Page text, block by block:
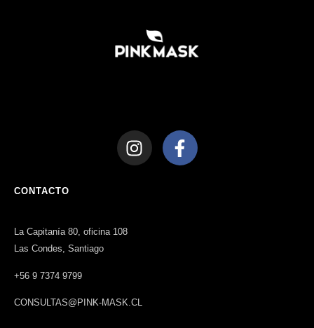
CONTACTO
La Capitanía 80, oficina 108
Las Condes, Santiago
+56 9 7374 9799
CONSULTAS@PINK-MASK.CL